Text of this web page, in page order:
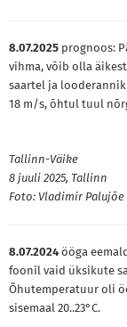
8.07.2025 prognoos:
vihma, võib olla
saartel ja
18 m/s, õhtul tuul
Tallinn-Väike
8 juuli 2025, Tallinn
Foto: Vladimir Palujõe
8.07.2024 ööga
foonil vaid üksikute
Õhutemperatuur oli
sisemaal 20..23°C.